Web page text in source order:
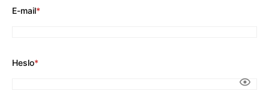
E-mail*
Heslo*